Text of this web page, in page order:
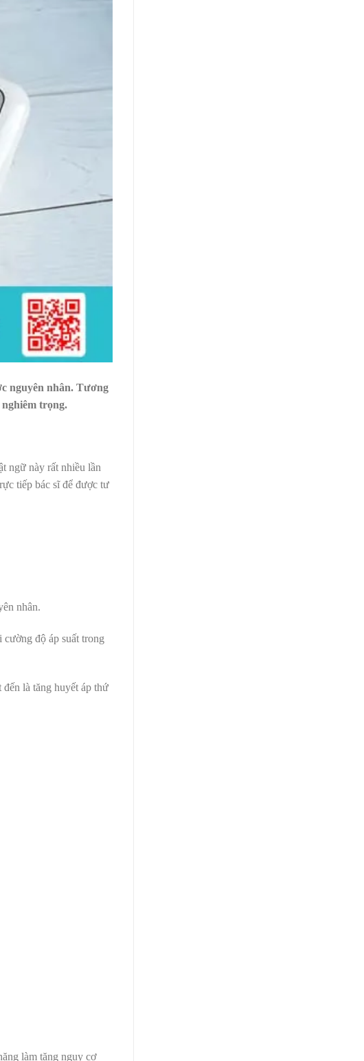
nguyên nhân. Tương
trọng.
ngữ này rất nhiều lần
tiếp bác sĩ để được tư
nhân.
độ áp suất trong
là tăng huyết áp thứ
làm tăng nguy cơ